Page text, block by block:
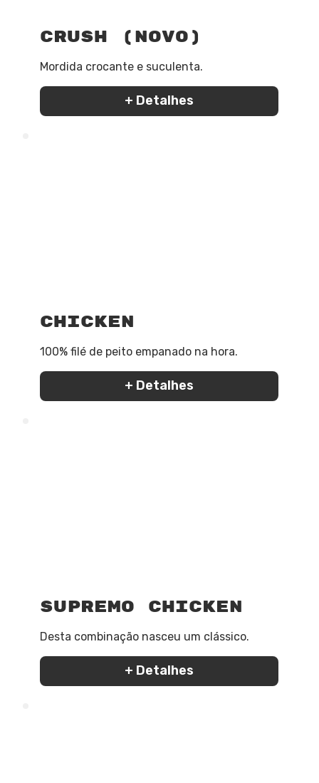
Crush (Novo)
Mordida crocante e suculenta.
+ Detalhes
Chicken
100% filé de peito empanado na hora.
+ Detalhes
Supremo Chicken
Desta combinação nasceu um clássico.
+ Detalhes